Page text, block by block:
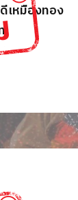
เหมืองทอง